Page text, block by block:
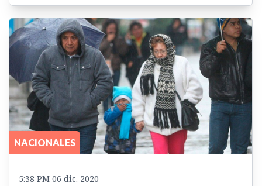
NACIONALES
5:38 PM 06 dic. 2020